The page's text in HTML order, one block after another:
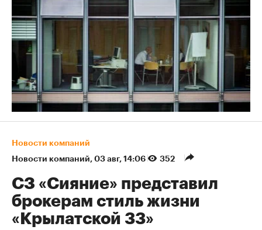
Новости компаний
Новости компаний 03 авг, 14:06 352
СЗ «Сияние» представил
брокерам стиль жизни
«Крылатской 33»